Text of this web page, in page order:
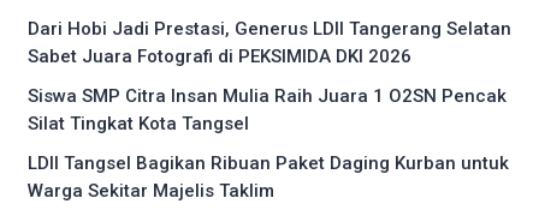
Dari Hobi Jadi Prestasi, Generus LDII Tangerang Selatan
Sabet Juara Fotografi di PEKSIMIDA DKI 2026
Siswa SMP Citra Insan Mulia Raih Juara 1 O2SN Pencak
Silat Tingkat Kota Tangsel
LDII Tangsel Bagikan Ribuan Paket Daging Kurban untuk
Warga Sekitar Majelis Taklim